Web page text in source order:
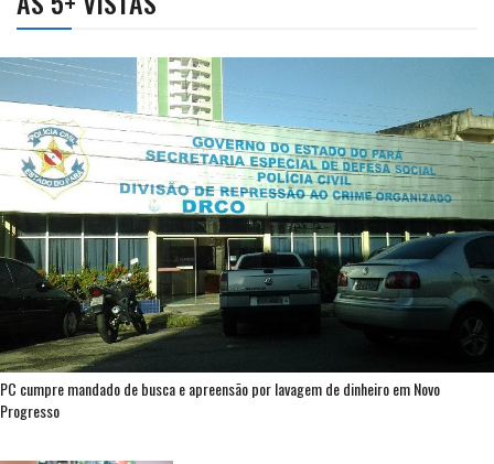
PC cumpre mandado de busca e apreensão por lavagem de dinheiro em Novo
Progresso